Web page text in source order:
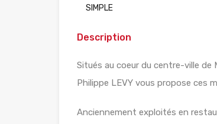
SIMPLE
Description
Situés au coeur du centre-ville de
Philippe LEVY vous propose ces
Anciennement exploités en